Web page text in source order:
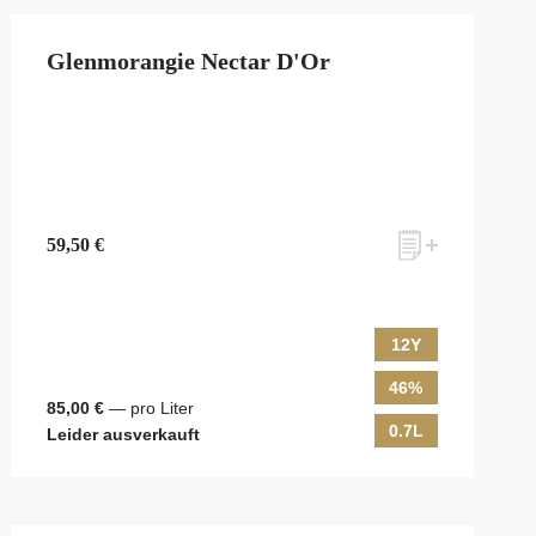
Glenmorangie Nectar D'Or
59,50 €
85,00 € — pro Liter
Leider ausverkauft
12Y
46%
0.7L